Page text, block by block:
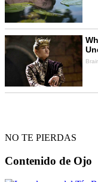
NO TE PIERDAS
Contenido de Ojo